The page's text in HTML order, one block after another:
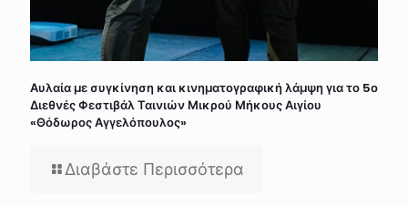
Αυλαία με συγκίνηση και κινηματογραφική λάμψη για το 5ο
Διεθνές Φεστιβάλ Ταινιών Μικρού Μήκους Αιγίου
«Θόδωρος Αγγελόπουλος»
Διαβάστε Περισσότερα